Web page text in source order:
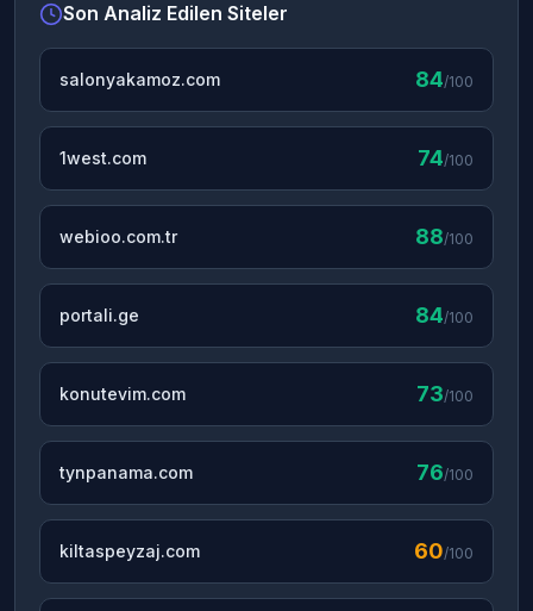
Son Analiz Edilen Siteler
salonyakamoz.com 84/100
1west.com 74/100
webioo.com.tr 88/100
portali.ge 84/100
konutevim.com 73/100
tynpanama.com 76/100
kiltaspeyzaj.com 60/100